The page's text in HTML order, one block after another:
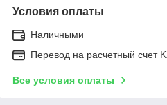
Условия оплаты
Наличными
Перевод на расчетный счет
Все условия оплаты